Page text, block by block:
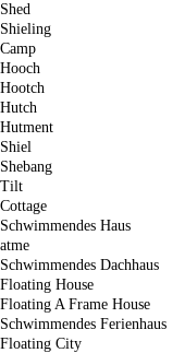
Shed
Shieling
Camp
Hooch
Hootch
Hutch
Hutment
Shiel
Shebang
Tilt
Cottage
Schwimmendes Haus
atme
Schwimmendes Dachhaus
Floating House
Floating A Frame House
Schwimmendes Ferienhaus
Floating City